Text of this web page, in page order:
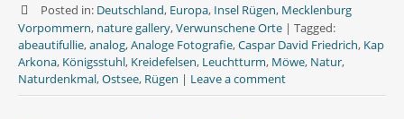
e
b
o
o
k
t
t
e
r
t
s
A
p
p
Posted in: Deutschland, Europa, Insel Rügen, Mecklenburg
Vorpommern, nature gallery,Verwunschene Orte | Tagged:
abeautifullie,analog,Analoge Fotografie,Caspar David Friedrich, Kap
Arkona, Königsstuhl, Kreidefelsen, Leuchtturm, Möwe, Natur,
Naturdenkmal,Ostsee, Rügen | Leave a comment